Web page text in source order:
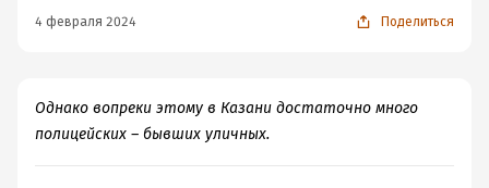
4 февраля 2024 Поделиться
Однако вопреки этому в Казани достаточно много
полицейских – бывших уличных.